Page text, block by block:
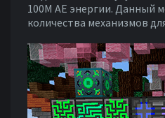
100М АЕ энергии. Данный
количества механизмов